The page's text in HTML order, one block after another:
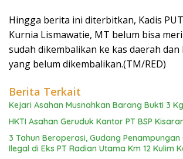
Hingga berita ini diterbitkan, Kadis
Kurnia Lismawatie, MT belum bisa
sudah dikembalikan ke kas daerah dan
yang belum dikembalikan.(TM/RED)
Berita Terkait
Kejari Asahan Musnahkan Barang Bukti 3
HKTI Asahan Geruduk Kantor PT BSP
3 Tahun Beroperasi, Gudang Penampungan
Ilegal di Eks PT Radian Utama Km 12 Kulim